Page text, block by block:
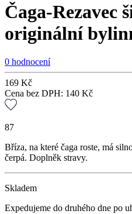
Čaga-Rezavec
originální
0 hodnocení
169 Kč
Cena bez DPH: 140 Kč
87
Bříza, na které čaga roste, má
čerpá. Doplněk stravy.
Skladem
Expedujeme do druhého dne po